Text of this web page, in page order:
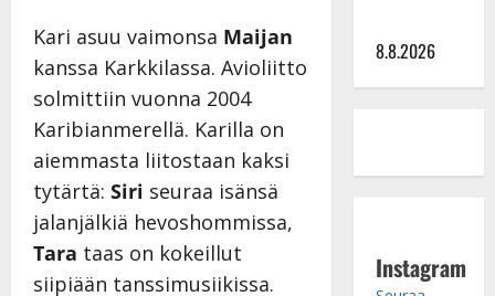
Kari asuu vaimonsa Maijan
kanssa Karkkilassa. Avioliitto
solmittiin vuonna 2004
Karibianmerellä. Karilla on
aiemmasta liitostaan kaksi
tytärtä: Siri seuraa isänsä
jalanjälkiä hevoshommissa,
Tara taas on kokeillut
siipiään tanssimusiikissa.
8.8.2026
Instagram